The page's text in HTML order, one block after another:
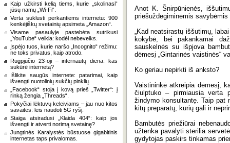
Kaip užkirsti kelią tiems, kurie „skolinasi“
jūsų namų „Wi-Fi“.
Verta suklusti perkantiems internetu: 900
kenkėjiškų svetainių apsimeta „Amazon“.
Visame pasaulyje pastebėta sutrikusi
„YouTube“ veikla: kodėl nebeveiks.
Įspėjo tuos, kurie naršo „Incognito“ režimu:
ne toks privatus, kaip atrodo.
Rugpjūčio 23-oji – internautų diena: kas
sukūrė internetą?
Išlikite saugūs internete: patarimai, kaip
išvengti nuotolinių sukčių pinklių.
„Facebook“ stoja į kovą prieš „Twitter“: į
rinką žengia „Threads“.
Pokyčiai lėktuvų keleiviams – jau nuo kitos
savaitės: leis naudoti 5G ryšį.
Staiga atsiradusi „Klaida 404“: kaip jos
išvengti ir atverti norimą svetainę?
Jungtinės Karalystės būstuose gigabitinis
internetas taps privalomas.
Anot K. Šnirpūnienės,
priešuždegiminėmis
„Kad neatsirastų iššutimų,
kokybė, bei pakankamai
sauskelnės su išpjova
dėmesį „Gintarinės vaistinės“
Ko geriau nepirkti iš anksto?
Vaistininkė atkreipia dėmesį,
čiulptuko – pirmiausia verta
žindymo konsultantę. Taip pat
kitų preparatų, kurių gali ir
Bambutės priežiūrai
užtenka pavalyti sterilia
gydytojas paskirs tinkamas